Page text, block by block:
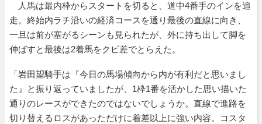
人馬は最内枠からスタートを切ると、道中4番手のインを追
走。終始内ラチ沿いの経済コースを通り最後の直線に向き、
一旦は前が塞がるシーンも見られたが、外に持ち出して脚を
伸ばすと最後は2着馬をクビ差でとらえた。
「岩田望騎手は『今日の馬場傾向から内が有利だと思いまし
た』と振り返っていましたが、1枠1番を活かした思い描いた
通りのレースができたのではないでしょうか。直線で進路を
切り替えるロスがあっただけに着差以上に強い内容。コスタ